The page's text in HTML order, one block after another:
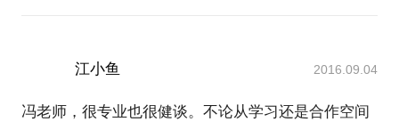
江小鱼 2016.09.04
冯老师，很专业也很健谈。不论从学习还是合作空间